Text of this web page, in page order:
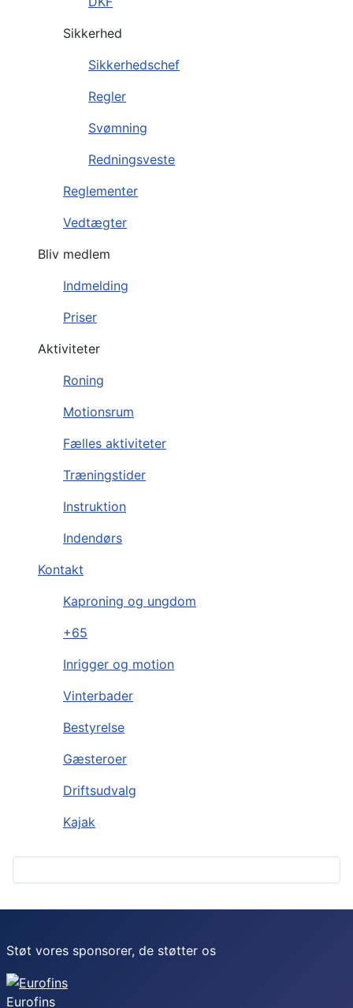
Sikkerhed
Sikkerhedschef
Regler
Svømning
Redningsveste
Reglementer
Vedtægter
Bliv medlem
Indmelding
Priser
Aktiviteter
Roning
Motionsrum
Fælles aktiviteter
Træningstider
Instruktion
Indendørs
Kontakt
Kaproning og ungdom
+65
Inrigger og motion
Vinterbader
Bestyrelse
Gæsteroer
Driftsudvalg
Kajak
Støt vores sponsorer, de støtter os
Eurofins